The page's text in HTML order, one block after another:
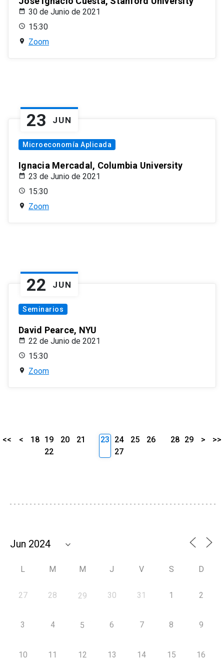
30 de Junio de 2021
15:30
Zoom
23 JUN
Microeconomía Aplicada
Ignacia Mercadal, Columbia University
23 de Junio de 2021
15:30
Zoom
22 JUN
Seminarios
David Pearce, NYU
22 de Junio de 2021
15:30
Zoom
<< < 18 19 20
21
22
23 24 25
26
27
28 29 > >>
L M M J V S D
27 28 29 30 31 1 2
3 4 5 6 7 8 9
10 11 12 13 14 15 16